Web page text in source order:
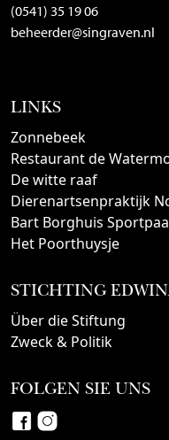
(0541) 35 19 06
beheerder@singraven.nl
LINKS
Zonnebeek
Restaurant de
De witte raaf
Dierenartsenpraktijk
Bart Borghuis
Het Poorthuysje
STICHTING
Über die Stiftung
Zweck & Politik
FOLGEN SIE UNS